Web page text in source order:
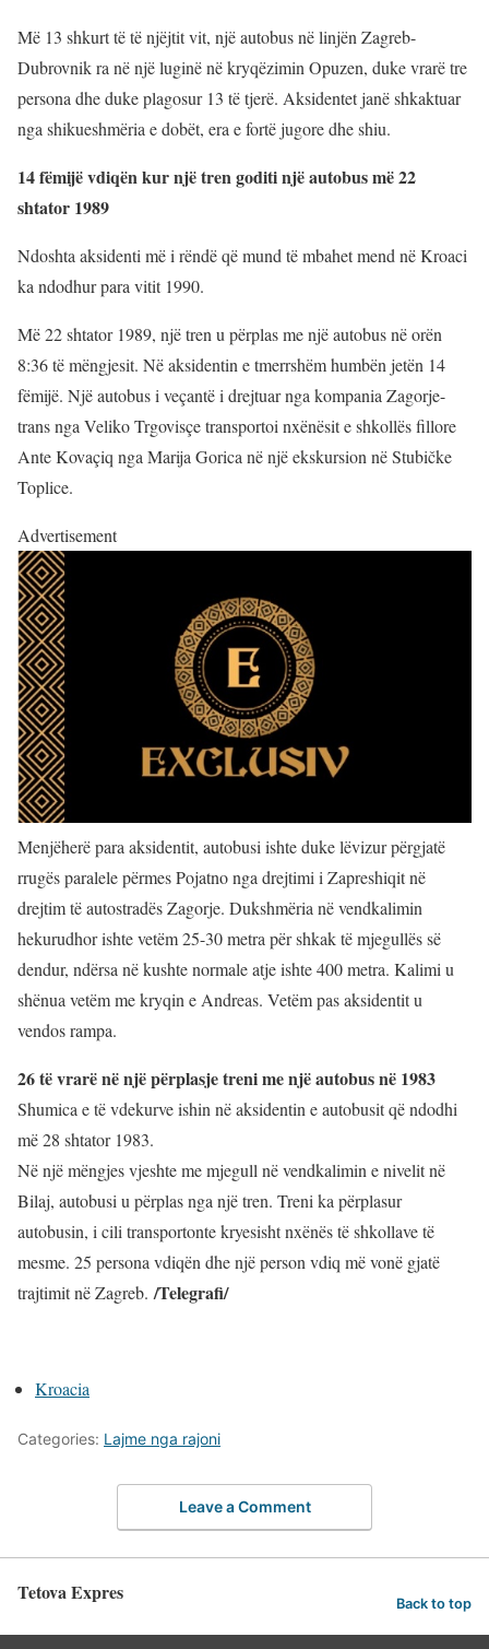
Më 13 shkurt të të njëjtit vit, një autobus në linjën Zagreb-
Dubrovnik ra në një luginë në kryqëzimin Opuzen, duke vrarë tre
persona dhe duke plagosur 13 të tjerë. Aksidentet janë shkaktuar
nga shikueshmëria e dobët, era e fortë jugore dhe shiu.
14 fëmijë vdiqën kur një tren goditi një autobus më 22
shtator 1989
Ndoshta aksidenti më i rëndë që mund të mbahet mend në Kroaci
ka ndodhur para vitit 1990.
Më 22 shtator 1989, një tren u përplas me një autobus në orën
8:36 të mëngjesit. Në aksidentin e tmerrshëm humbën jetën 14
fëmijë. Një autobus i veçantë i drejtuar nga kompania Zagorje-
trans nga Veliko Trgovisçe transportoi nxënësit e shkollës fillore
Ante Kovaçiq nga Marija Gorica në një ekskursion në Stubičke
Toplice.
Advertisement
Menjëherë para aksidentit, autobusi ishte duke lëvizur përgjatë
rrugës paralele përmes Pojatno nga drejtimi i Zapreshiqit në
drejtim të autostradës Zagorje. Dukshmëria në vendkalimin
hekurudhor ishte vetëm 25-30 metra për shkak të mjegullës së
dendur, ndërsa në kushte normale atje ishte 400 metra. Kalimi u
shënua vetëm me kryqin e Andreas. Vetëm pas aksidentit u
vendos rampa.
26 të vrarë në një përplasje treni me një autobus në 1983
Shumica e të vdekurve ishin në aksidentin e autobusit që ndodhi
më 28 shtator 1983.
Në një mëngjes vjeshte me mjegull në vendkalimin e nivelit në
Bilaj, autobusi u përplas nga një tren. Treni ka përplasur
autobusin, i cili transportonte kryesisht nxënës të shkollave të
mesme. 25 persona vdiqën dhe një person vdiq më vonë gjatë
trajtimit në Zagreb. /Telegrafi/
Kroacia
Categories: Lajme nga rajoni
Leave a Comment
Tetova Expres Back to top